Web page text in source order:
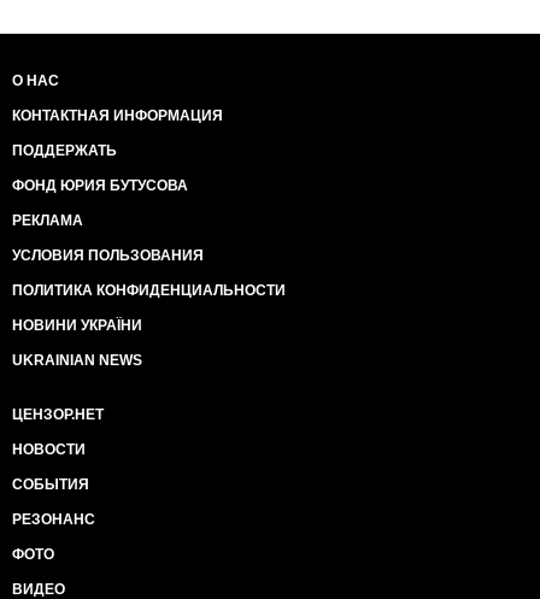
О НАС
КОНТАКТНАЯ ИНФОРМАЦИЯ
ПОДДЕРЖАТЬ
ФОНД ЮРИЯ БУТУСОВА
РЕКЛАМА
УСЛОВИЯ ПОЛЬЗОВАНИЯ
ПОЛИТИКА КОНФИДЕНЦИАЛЬНОСТИ
НОВИНИ УКРАЇНИ
UKRAINIAN NEWS
ЦЕНЗОР.НЕТ
НОВОСТИ
СОБЫТИЯ
РЕЗОНАНС
ФОТО
ВИДЕО